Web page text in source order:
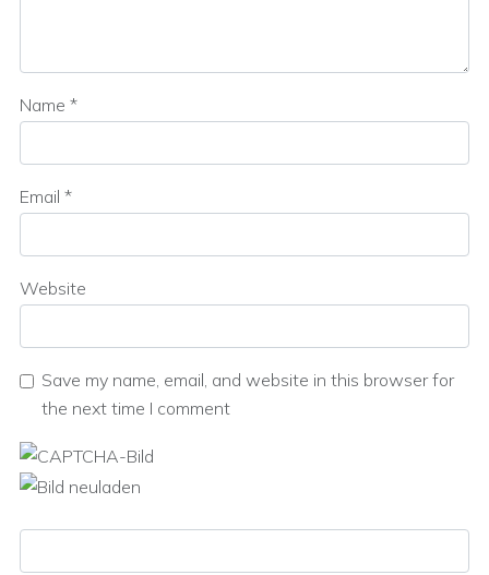
Name *
Email *
Website
Save my name, email, and website in this browser for
the next time I comment